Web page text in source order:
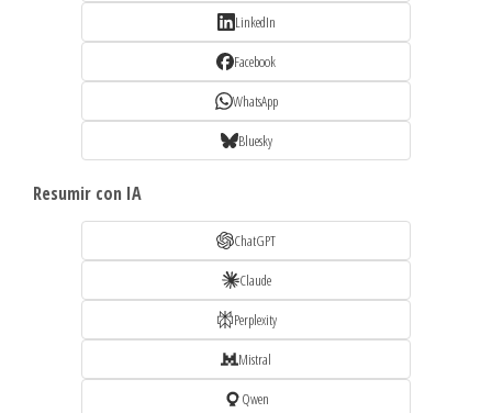
LinkedIn
Facebook
WhatsApp
Bluesky
Resumir con IA
ChatGPT
Claude
Perplexity
Mistral
Qwen